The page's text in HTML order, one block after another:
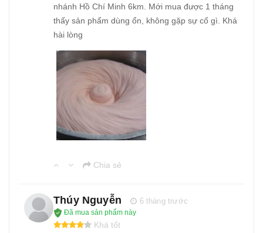
nhánh Hồ Chí Minh 6km. Mới mua được 1 tháng
thấy sản phẩm dùng ổn, không gặp sự cố gì. Khá
hài lòng
Chia sẻ
Thúy Nguyễn
6 tháng trước
Đã mua sản phẩm này
Khá tốt